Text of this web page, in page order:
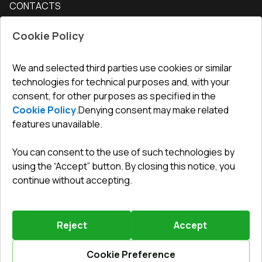
Interior doors
How to measure windows
For companies, cooperation
Conditions for returning goods
Guarantee
CONTACTS
undefined(undefined)
info@toptechnik.com.pl
Polityka prywatności
REGULAMIN
©2026.All right reserved.Powered byVitrager.com.
Report a problem?
Cookie Policy
We and selected third parties use cookies or similar
technologies for technical purposes and, with your
consent, for other purposes as specified in the
Cookie Policy.Denying consent may make related
features unavailable.
You can consent to the use of such technologies by
using the “Accept” button. By closing this notice, you
continue without accepting.
Reject Accept
Cookie Preference